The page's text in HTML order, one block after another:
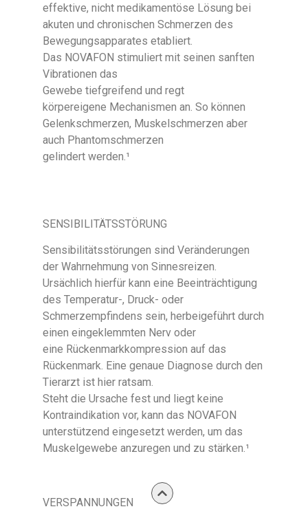
effektive, nicht medikamentöse Lösung bei
akuten und chronischen Schmerzen des
Bewegungsapparates etabliert.
Das NOVAFON stimuliert mit seinen sanften
Vibrationen das
Gewebe tiefgreifend und regt
körpereigene Mechanismen an. So können
Gelenkschmerzen, Muskelschmerzen aber
auch Phantomschmerzen
gelindert werden.¹
SENSIBILITÄTSSTÖRUNG
Sensibilitätsstörungen sind Veränderungen
der Wahrnehmung von Sinnesreizen.
Ursächlich hierfür kann eine Beeinträchtigung
des Temperatur-, Druck- oder
Schmerzempfindens sein, herbeigeführt durch
einen eingeklemmten Nerv oder
eine Rückenmarkkompression auf das
Rückenmark. Eine genaue Diagnose durch den
Tierarzt ist hier ratsam.
Steht die Ursache fest und liegt keine
Kontraindikation vor, kann das NOVAFON
unterstützend eingesetzt werden, um das
Muskelgewebe anzuregen und zu stärken.¹
VERSPANNUNGEN